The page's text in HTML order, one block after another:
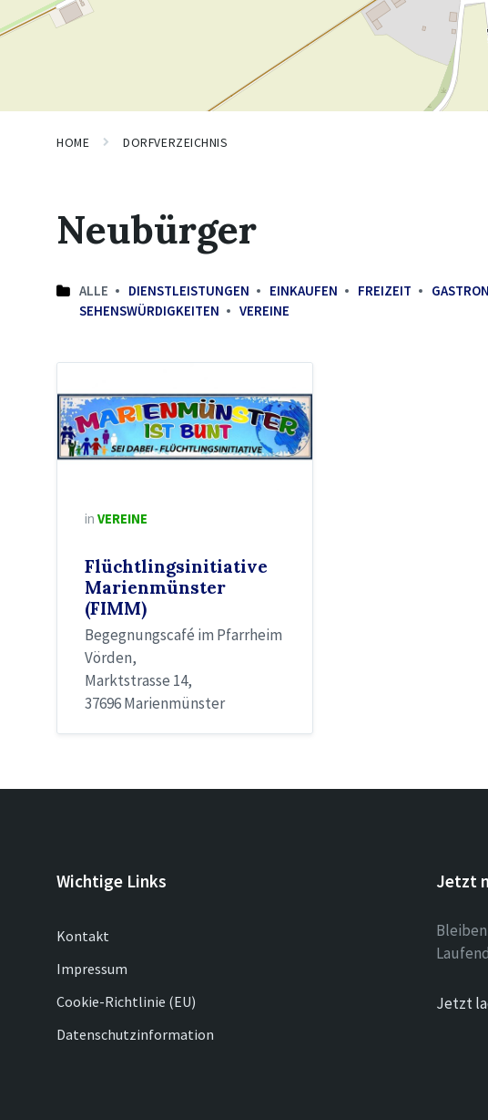
HOME DORFVERZEICHNIS
Neubürger
ALLE DIENSTLEISTUNGEN EINKAUFEN FREIZEIT
SEHENSWÜRDIGKEITEN
VEREINE
in VEREINE
Flüchtlingsinitiative
Marienmünster
(FIMM)
Begegnungscafé im Pfarrheim
Vörden,
Marktstrasse 14,
37696 Marienmünster
Wichtige Links
Kontakt
Impressum
Cookie-Richtlinie (EU)
Datenschutzinformation
Jetzt
Jetzt